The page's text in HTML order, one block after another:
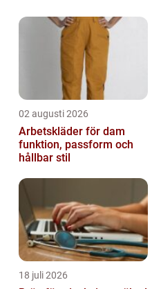
02 augusti 2026
Arbetskläder för dam
funktion, passform och
hållbar stil
18 juli 2026